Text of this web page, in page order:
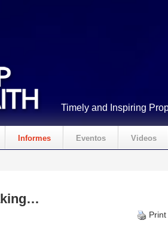
Timely and Inspiring
Informes Eventos Videos